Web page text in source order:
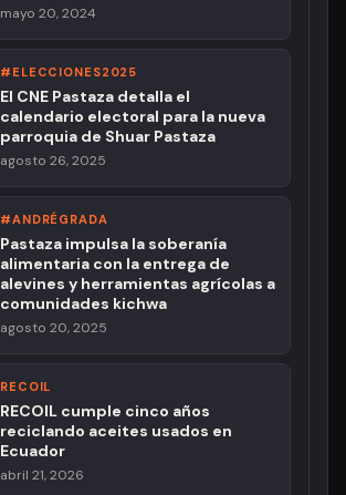
mayo 20, 2024
#ELECCIONES2025
El CNE Pastaza detalla el
calendario electoral para la nueva
parroquia de Shuar Pastaza
agosto 26, 2025
#ANDRÉGRADA
Pastaza impulsa la soberanía
alimentaria con la entrega de
alevines y herramientas agrícolas a
comunidades kichwa
agosto 20, 2025
RECOIL
RECOIL cumple cinco años
reciclando aceites usados en
Ecuador
abril 21, 2026